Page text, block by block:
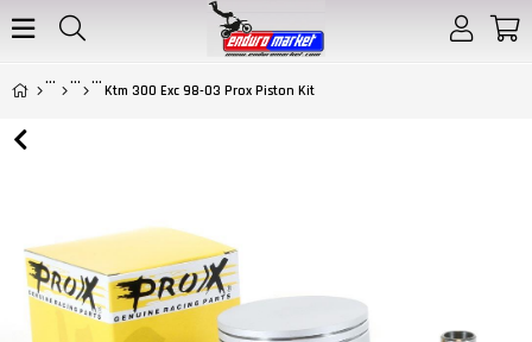
Ktm 300 Exc 98-03 Prox Piston Kit